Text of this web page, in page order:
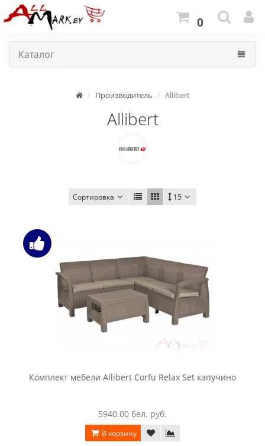
0
Каталог
Производитель Allibert
Allibert
Сортировка 15
Комплект мебели Allibert Corfu Relax Set капучино
5940.00 бел. руб.
В корзину